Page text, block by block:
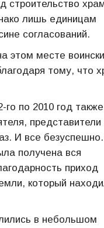
лишь единицам
согласований.
этом месте
тому, что
по 2010 год также
представители
И все
получена вся
приход
который
в небольшом